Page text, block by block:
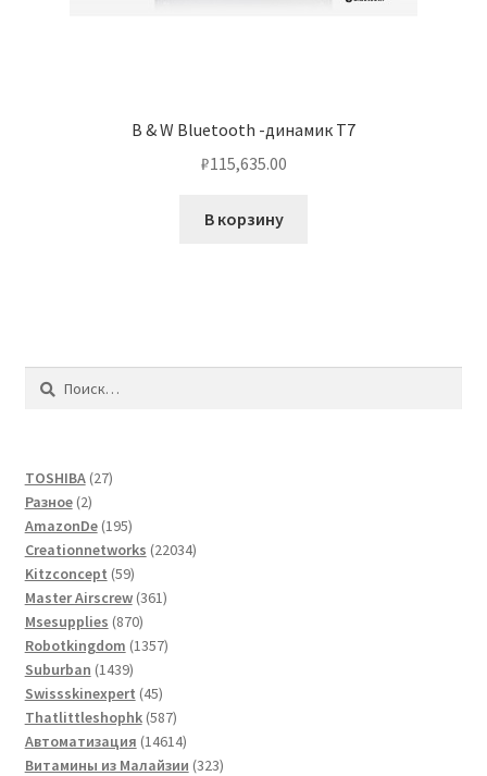
B & W Bluetooth -динамик T7
₽115,635.00
В корзину
Найти:
TOSHIBA 2727
Разное 22
товара
AmazonDe 195195
товаров
Creationnetworks 2203422034
Kitzconcept 5959
товаров
Master Airscrew 361361
Msesupplies 870870
товаров
Robotkingdom 13571357
Suburban 14391439
товаров
Swissskinexpert 4545
товаров
Thatlittleshophk 587587
товаров
Автоматизация 1461414614
товаров
Витамины из Малайзии 323323